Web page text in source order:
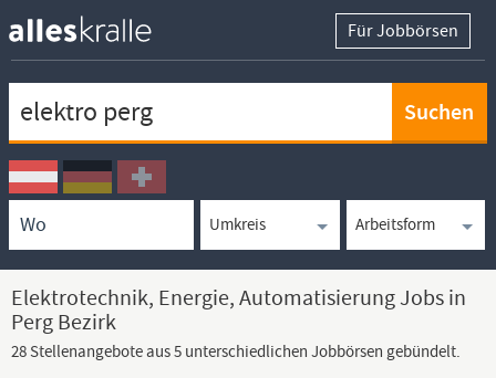
Für Jobbörsen
Ortssuche
Umkreissuche
Arbeitsform
Elektrotechnik, Energie, Automatisierung Jobs in
Perg Bezirk
28 Stellenangebote aus 5 unterschiedlichen Jobbörsen gebündelt.